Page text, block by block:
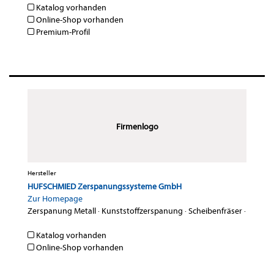
Katalog vorhanden
Online-Shop vorhanden
Premium-Profil
Firmenlogo
Hersteller
HUFSCHMIED Zerspanungssysteme GmbH
Zur Homepage
Zerspanung Metall· Kunststoffzerspanung ·Scheibenfräser·
Katalog vorhanden
Online-Shop vorhanden